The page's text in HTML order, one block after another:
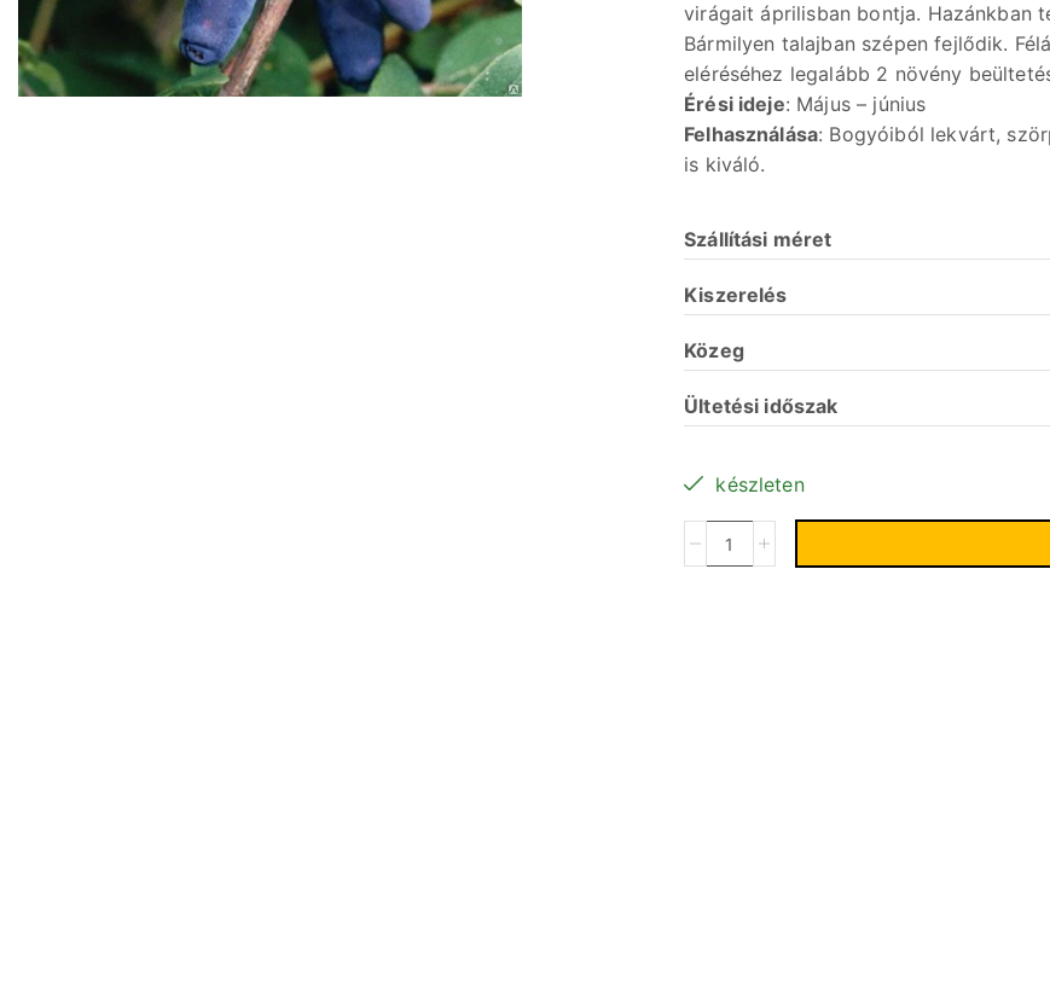
virágait áprilisban bontja. Hazánkban
Bármilyen talajban szépen fejlődik.
eléréséhez legalább 2 növény
Érési ideje: Május – június
Felhasználása: Bogyóiból lekvárt,
is kiváló.
Szállítási méret
Kiszerelés
Közeg
Ültetési időszak
készleten